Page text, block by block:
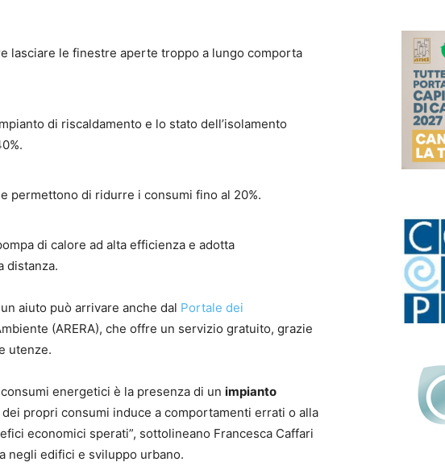
lasciare le finestre aperte troppo a lungo comporta
di riscaldamento e lo stato dell’isolamento
permettono di ridurre i consumi fino al 20%.
di calore ad alta efficienza e adotta
distanza.
aiuto può arrivare anche dal Portale dei
(ARERA), che offre un servizio gratuito, grazie
utenze.
energetici è la presenza di un impianto
propri consumi induce a comportamenti errati o alla
economici sperati”, sottolineano Francesca Caffari
negli edifici e sviluppo urbano.